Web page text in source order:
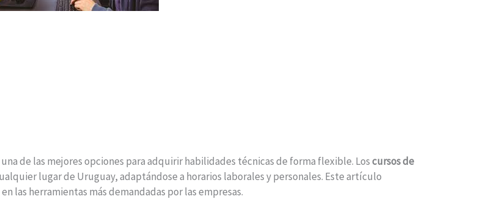
de las mejores opciones para adquirir habilidades técnicas de forma flexible. Loscursos de
lugar de Uruguay, adaptándose a horarios laborales y personales. Este artículo
las herramientas más demandadas por las empresas.